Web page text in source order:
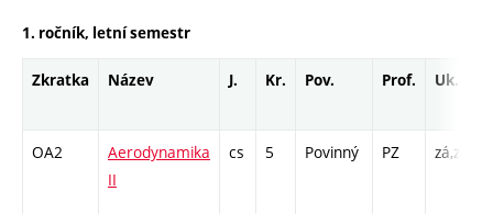
1. ročník, letní semestr
Zkratka Název J. Kr. Pov. Prof. Uk.
OA2
Aerodynamika
II
cs 5 Povinný PZ zá,zk